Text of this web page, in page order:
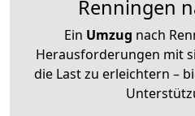
Renningen
Ein Umzug nach
Herausforderungen mit
die Last zu erleichtern –